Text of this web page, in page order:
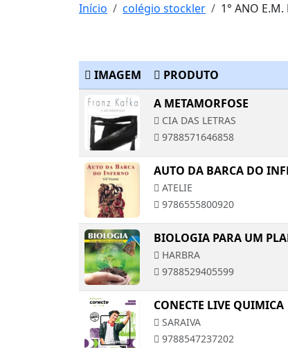
Início colégio stockler 1° ANO E.M.
IMAGEM PRODUTO
A METAMORFOSE
CIA DAS LETRAS
9788571646858
AUTO DA BARCA DO
ATELIE
9786555800920
BIOLOGIA PARA UM
HARBRA
9788529405599
CONECTE LIVE QUIMICA
SARAIVA
9788547237202